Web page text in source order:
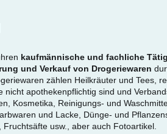
kaufmännische und fachliche
und Verkauf von Drogeriewaren
zählen Heilkräuter und Tees,
nicht apothekenpflichtig sind und
Kosmetika, Reinigungs- und
und Lacke, Dünge- und
Fruchtsäfte usw., aber auch Fotoartikel.